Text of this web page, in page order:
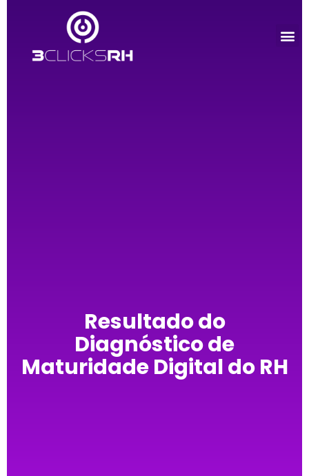
Resultado do
Diagnóstico de
Maturidade Digital do RH